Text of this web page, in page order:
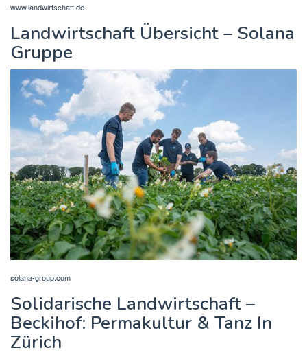
www.landwirtschaft.de
Landwirtschaft Übersicht – Solana
Gruppe
solana-group.com
Solidarische Landwirtschaft –
Beckihof: Permakultur & Tanz In
Zürich